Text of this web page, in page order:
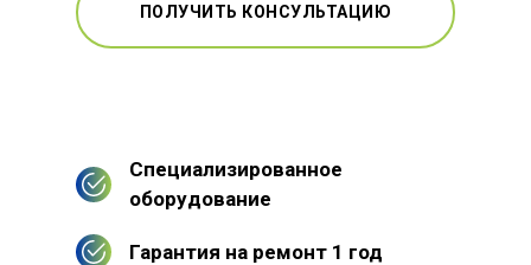
ПОЛУЧИТЬ КОНСУЛЬТАЦИЮ
Специализированное
оборудование
Гарантия на ремонт 1 год